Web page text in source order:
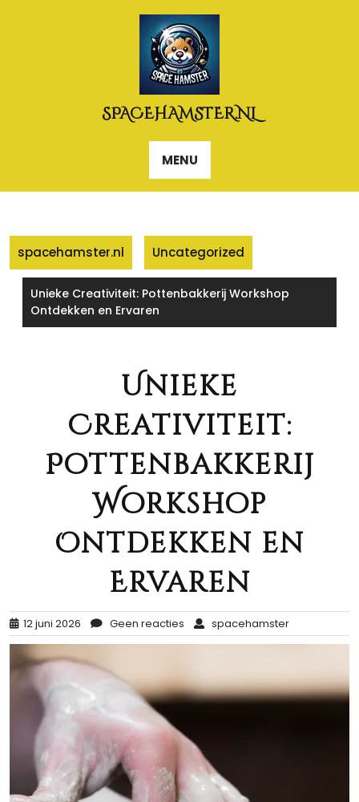
SPACEHAMSTER.NL
MENU
spacehamster.nl Uncategorized
Unieke Creativiteit: Pottenbakkerij Workshop
Ontdekken en Ervaren
Unieke
Creativiteit:
Pottenbakkerij
Workshop
Ontdekken en
Ervaren
12 juni 2026 Geen reacties spacehamster